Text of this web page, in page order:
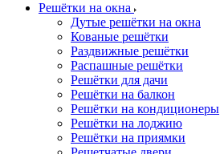
Решётки на окна
Дутые решётки на окна
Кованые решётки
Раздвижные решётки
Распашные решётки
Решётки для дачи
Решётки на балкон
Решётки на кондиционеры
Решётки на лоджию
Решётки на приямки